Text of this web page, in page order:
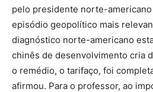
pelo presidente norte-
episódio geopolítico mais
diagnóstico norte-americano
chinês de desenvolvimento cria
o remédio, o tarifaço, foi
afirmou. Para o professor, ao